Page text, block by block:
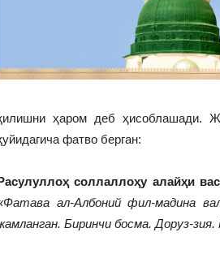
ҳаром деб ҳисоблашади.
фатво берган:
соллаллоҳу алайҳи
ал-Албоний фил-мадина
Биринчи босма. Доруз-зия.